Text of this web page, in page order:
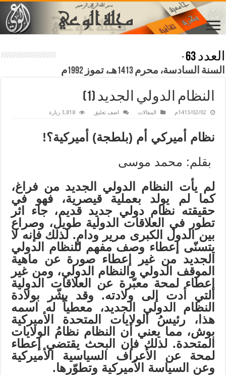
العدد 63
-
السنة السادسة، محرم 1413هـ، تموز 1992م
النظام الدولي الجديد (1)
1413/02/02م المقالات اضف تعليق 3,818 زيارة
نظام أميركي أم (بلطجة) أميركية؟!
بقلم: محمد موسى
لم يأت النظام الدولي الجديد من فراغ،
كما لم يولد بعملية قيصرية، فهو في
حقيقته نظام دولي جديد قديم، جاء اثر
تطور في العلاقات الدولية طويل، وصراع
بين الدول الكبرى مرير ودامٍ. لذلك فإنه لا
يتسنّى إعطاء وصف مفهم للنظام الدولي
الجديد من غير إعطاء صورة عن ماهية
الموقف الدولي والنظام الدولي، ومن غير
إعطاء لمحة معبّرة عن العلاقات الدولية
التي أدت إلى ولادته. وقد بشّر بولادة
النظام الدولي الجديد، معطياً له اسمه
هذا، رئيسُ الولايات المتحدة الأميركية
بوش، مما يعني أن النظام نظامُ الولايات
المتحدة. لذلك فإن البحث يقتضي إعطاء
لمحة عن الأعراف السياسية الأميركية
وعن السياسة الأميركية وتطوّرها.